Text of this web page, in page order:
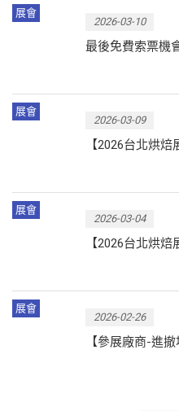
展會
2026-03-10
最後免費索票機
展會
2026-03-09
【2026台北烘
展會
2026-03-04
【2026台北烘
展會
2026-02-26
【參展廠商-進撤